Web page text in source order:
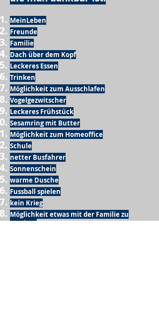
MeinLeben
Freunde
Familie
Dach über dem Kopf
Leckeres Essen
Trinken
Möglichkeit zum Ausschlafen
Vogelgezwitscher
Leckeres Frühstück
Sesamring mit Butter
Möglichkeit zum Homeoffice
Schule
netter Busfahrer
Sonnenschein
warme Dusche
Fussball spielen
kein Krieg
Möglichkeit etwas mit der Familie zu
machen